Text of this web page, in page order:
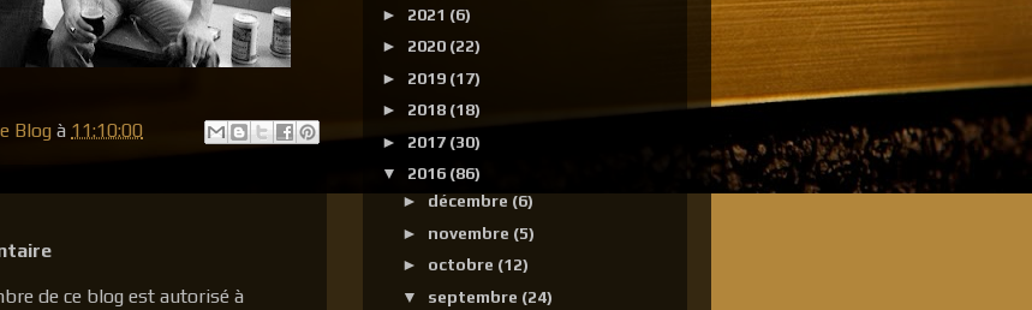
Blog à 11:10:00
de ce blog est autorisé à
► 2021 (6)
► 2020 (22)
► 2019 (17)
► 2018 (18)
► 2017 (30)
▼ 2016 (86)
► décembre (6)
► novembre (5)
► octobre (12)
▼ septembre (24)